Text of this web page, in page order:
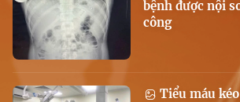
bệnh được nội
công
Tiểu máu